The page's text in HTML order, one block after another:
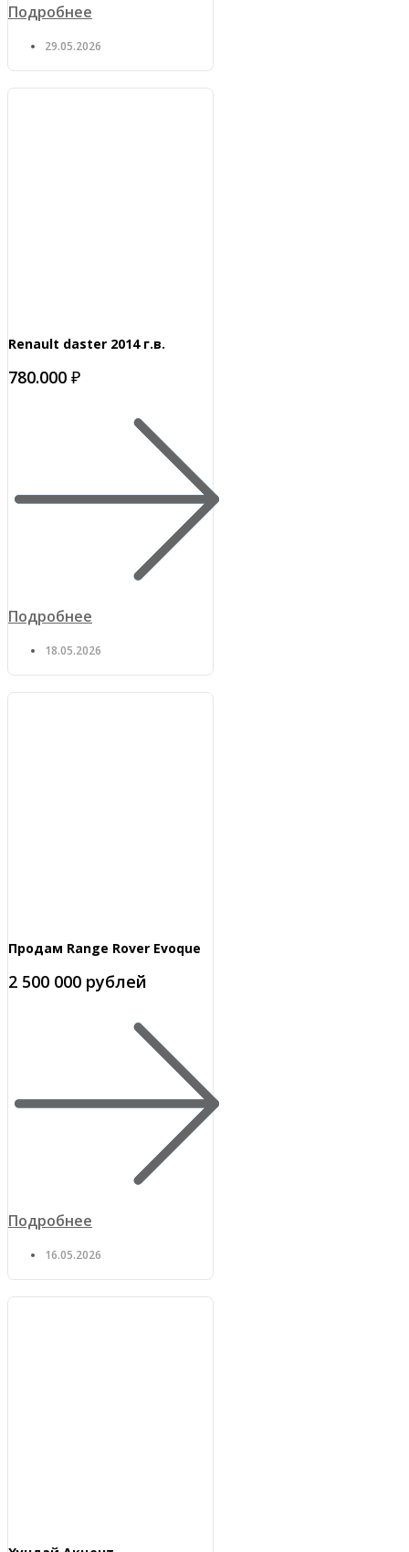
Подробнее
29.05.2026
Renault daster 2014 г.в.
780.000 ₽
Подробнее
18.05.2026
Продам Range Rover Evoque
2 500 000 рублей
Подробнее
16.05.2026